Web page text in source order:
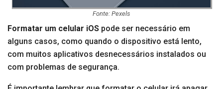
Fonte: Pexels
Formatar um celular iOS pode ser necessário em
alguns casos, como quando o dispositivo está lento,
com muitos aplicativos desnecessários instalados ou
com problemas de segurança.